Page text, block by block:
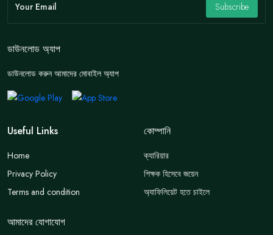
Subscribe
Useful Links
Home
Privacy Policy
Terms and condition
কোম্পানি
ক্যারিয়ার
শিক্ষক হিসেবে জয়েন
অ্যাফিলিয়েট হতে চাইলে
আমাদের যোগাযোগ
ডাউনলোড অ্যাপ
ডাউনলোড করুন আমাদের মোবাইল অ্যাপ